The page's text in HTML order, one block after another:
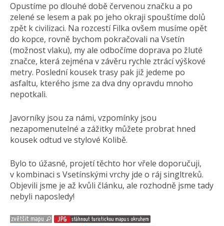
Opustíme po dlouhé době červenou značku a po
zelené se lesem a pak po jeho okraji spouštíme dolů
zpět k civilizaci. Na rozcestí Filka ovšem musíme opět
do kopce, rovně bychom pokračovali na Vsetín
(možnost vlaku), my ale odbočíme doprava po žluté
značce, která zejména v závěru rychle ztrácí výškové
metry. Poslední kousek trasy pak již jedeme po
asfaltu, kterého jsme za dva dny opravdu mnoho
nepotkali.
Javorníky jsou za námi, vzpomínky jsou
nezapomenutelné a zážitky můžete probrat hned
kousek odtud ve stylové Kolibě.
Bylo to úžasné, projetí těchto hor vřele doporučuji,
v kombinaci s Vsetínskými vrchy jde o ráj singltreků.
Objevili jsme je až kvůli článku, ale rozhodně jsme tady
nebyli naposledy!